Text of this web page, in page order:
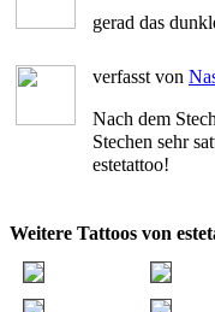
gerad das
verfasst von
Nach dem
Stechen sehr
estetattoo!
Weitere Tattoos von